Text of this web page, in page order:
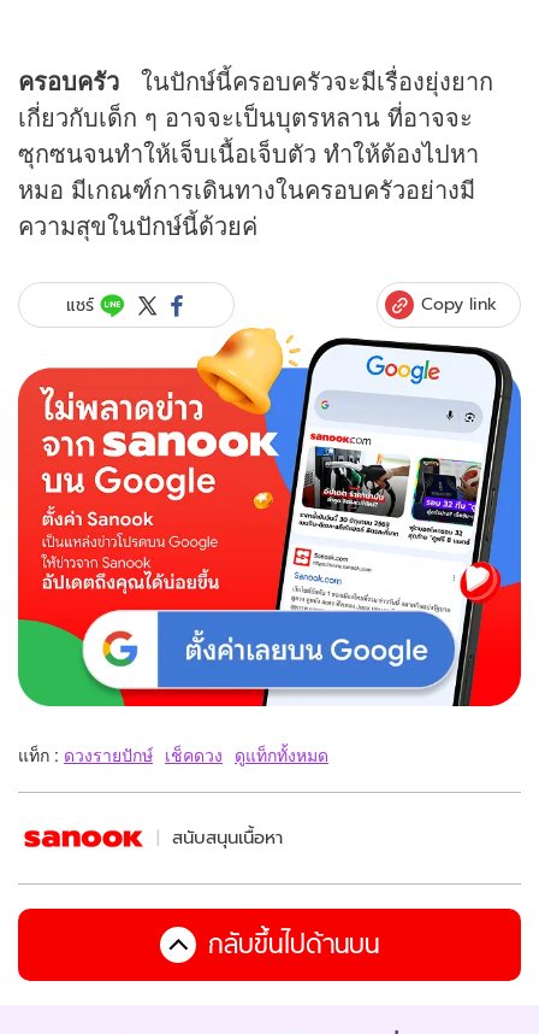
ครอบครัว ในปักษ์นี้ครอบครัวจะมีเรื่องยุ่งยาก
เกี่ยวกับเด็ก ๆ อาจจะเป็นบุตรหลาน ที่อาจจะ
ซุกซนจนทำให้เจ็บเนื้อเจ็บตัว ทำให้ต้องไปหา
หมอ มีเกณฑ์การเดินทางในครอบครัวอย่างมี
ความสุขในปักษ์นี้ด้วยค่
แชร์ Copy link
แท็ก : ดวงรายปักษ์ เช็คดวง ดูแท็กทั้งหมด
สนับสนุนเนื้อหา
กลับขึ้นไปด้านบน